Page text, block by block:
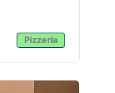
Pizzeria